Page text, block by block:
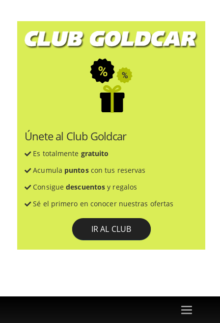
Únete al Club Goldcar
Es totalmente gratuito
Acumula puntoscon tus reservas
Consiguedescuentos y regalos
Sé el primero en conocer nuestras ofertas
IR AL CLUB
Toggle